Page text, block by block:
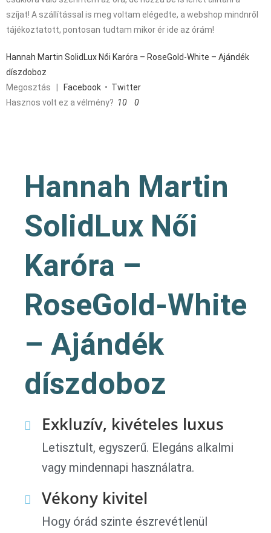
szíjat! A szállítással is meg voltam elégedte, a webshop mindnről
tájékoztatott, pontosan tudtam mikor ér ide az órám!
Hannah Martin SolidLux Női Karóra – RoseGold-White – Ajándék
díszdoboz
Megosztás
Facebook • Twitter
Hasznos volt ez a vélmény? 10 0
Hannah Martin
SolidLux Női
Karóra –
RoseGold-White
– Ajándék
díszdoboz
Exkluzív, kivételes luxus
Letisztult, egyszerű. Elegáns alkalmi
vagy mindennapi használatra.
Vékony kivitel
Hogy órád szinte észrevétlenül